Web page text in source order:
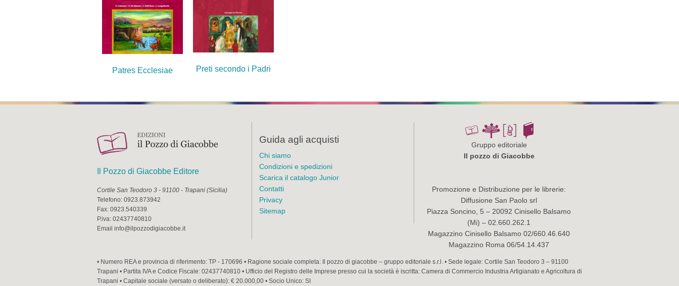
Patres Ecclesiae Preti secondo i Padri
Il Pozzo di Giacobbe Editore
Cortile San Teodoro 3 - 91100 - Trapani (Sicilia)
Telefono: 0923.873942
Fax: 0923.540339
P.iva: 02437740810
Email info@ilpozzodigiacobbe.it
Guida agli acquisti
Chi siamo
Condizioni e spedizioni
Scarica il catalogo Junior
Contatti
Privacy
Sitemap
Gruppo editoriale
Il pozzo di Giacobbe
Promozione e Distribuzione per le librerie:
Diffusione San Paolo srl
Piazza Soncino, 5 – 20092 Cinisello Balsamo
(Mi) – 02.660.262.1
Magazzino Cinisello Balsamo 02/660.46.640
Magazzino Roma 06/54.14.437
• Numero REA e provincia di riferimento: TP - 170696 • Ragione sociale completa: Il pozzo di giacobbe – gruppo editoriale s.r.l. • Sede legale: Cortile San Teodoro 3 – 91100
Trapani • Partita IVA e Codice Fiscale: 02437740810 • Ufficio del Registro delle Imprese presso cui la società è iscritta: Camera di Commercio Industria Artigianato e Agricoltura di
Trapani • Capitale sociale (versato o deliberato): € 20.000,00 • Socio Unico: SI